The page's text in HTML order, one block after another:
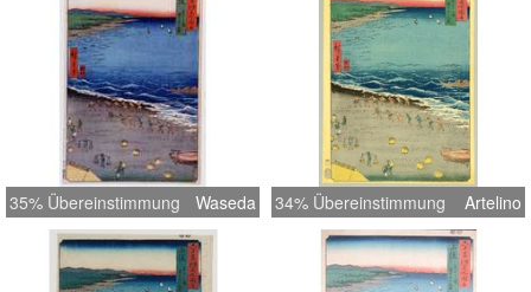
35% Übereinstimmung Waseda 34% Übereinstimmung Artelino